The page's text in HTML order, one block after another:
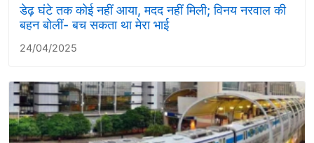
डेढ़ घंटे तक कोई नहीं आया, मदद नहीं मिली; विनय नरवाल की
बहन बोलीं- बच सकता था मेरा भाई
24/04/2025